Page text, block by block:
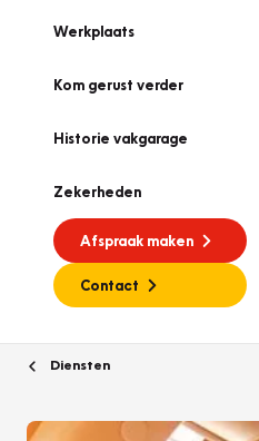
Werkplaats
Kom gerust verder
Historie vakgarage
Zekerheden
Afspraak maken
Contact
Diensten